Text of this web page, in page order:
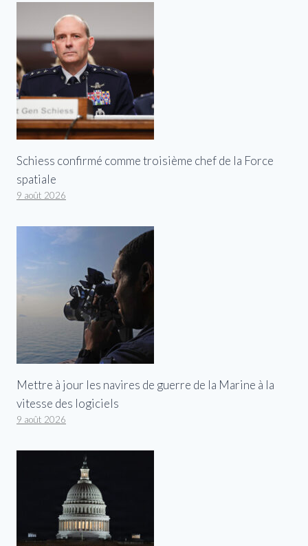
Schiess confirmé comme troisième chef de la Force
spatiale
9 août 2026
Mettre à jour les navires de guerre de la Marine à la
vitesse des logiciels
9 août 2026